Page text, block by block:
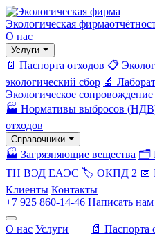
Экологическая фирма
О нас
Услуги
📄 Паспорта отходов 📋
экологический сбор 🔬
Экологическое сопровождение
🏭 Нормативы выбросов
отходов
Справочники
🏭 Загрязняющие вещества 🗂️
ТН ВЭД ЕАЭС 🏷️ ОКПД 2 📅
Клиенты Контакты
+7 925 860-14-46 Написать нам
О нас Услуги 📄 Паспорта